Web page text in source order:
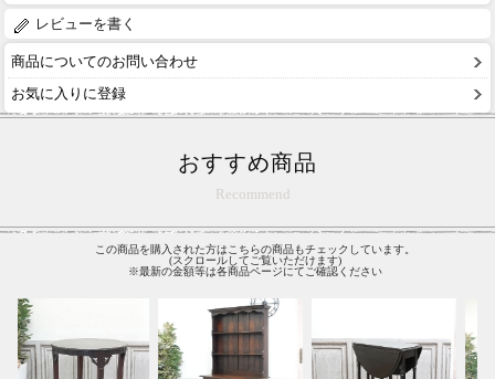
レビューを書く
商品についてのお問い合わせ
お気に入りに登録
おすすめ商品
Recommend
この商品を購入された方はこちらの商品もチェックしています。
(スクロールしてご覧いただけます)
※最新の金額等は各商品ページにてご確認ください